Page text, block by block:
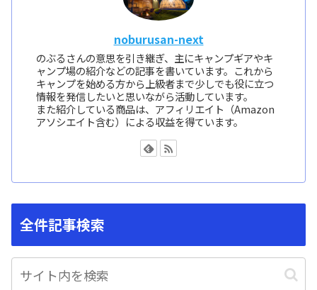
noburusan-next
のぶるさんの意思を引き継ぎ、主にキャンプギアやキ
ャンプ場の紹介などの記事を書いています。これから
キャンプを始める方から上級者まで少しでも役に立つ
情報を発信したいと思いながら活動しています。
また紹介している商品は、アフィリエイト（Amazon
アソシエイト含む）による収益を得ています。
全件記事検索